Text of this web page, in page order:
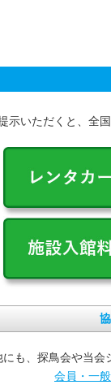
示いただくと、全
にも、探鳥会や当会
会員・一